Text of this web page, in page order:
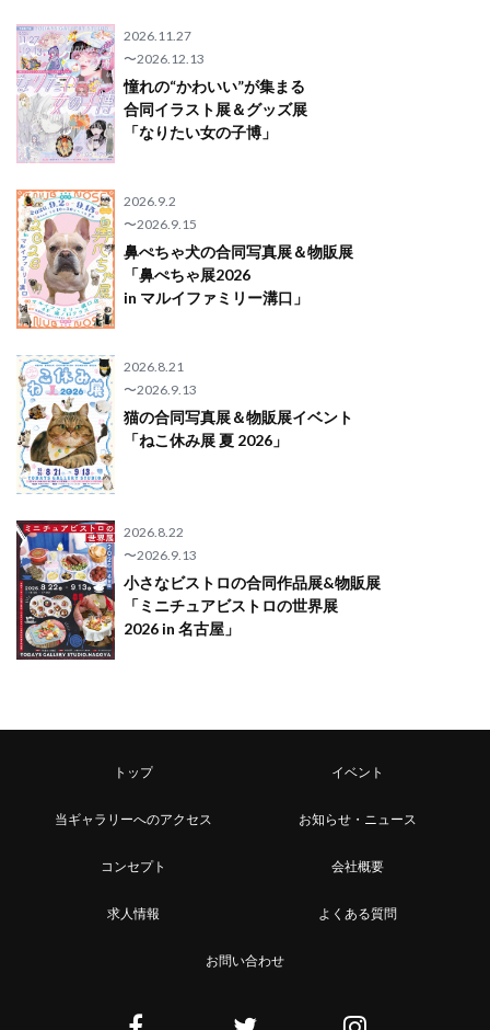
2026.11.27
〜2026.12.13
憧れの“かわいい”が集まる
合同イラスト展＆グッズ展
「なりたい女の子博」
2026.9.2
〜2026.9.15
鼻ぺちゃ犬の合同写真展＆物販展
「鼻ぺちゃ展2026
in マルイファミリー溝口」
2026.8.21
〜2026.9.13
猫の合同写真展＆物販展イベント
「ねこ休み展 夏 2026」
2026.8.22
〜2026.9.13
小さなビストロの合同作品展&物販展
「ミニチュアビストロの世界展
2026 in 名古屋」
トップ イベント
当ギャラリーへのアクセス お知らせ・ニュース
コンセプト 会社概要
求人情報 よくある質問
お問い合わせ